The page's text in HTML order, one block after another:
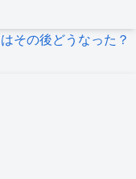
その後どうなった？